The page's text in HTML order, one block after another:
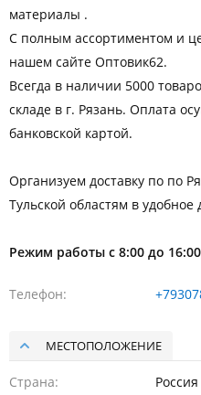
материалы .
С полным ассортиментом и
нашем сайте Оптовик62.
Всегда в наличии 5000
складе в г. Рязань. Оплата
банковской картой.
Организуем доставку по по
Тульской областям в удобное
Режим работы с 8:00 до
Телефон
МЕСТОПОЛОЖЕНИЕ
Страна
Россия